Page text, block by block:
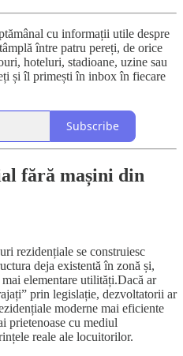
cu informații utile despre
între patru pereți, de orice
hoteluri, stadioane, uzine sau
și îl primești în inbox în fiecare
Subscribe
fără mașini din
rezidențiale se construiesc
deja existentă în zonă și,
elementare utilități.Dacă ar
prin legislație, dezvoltatorii ar
moderne mai eficiente
prietenoase cu mediul
reale ale locuitorilor.